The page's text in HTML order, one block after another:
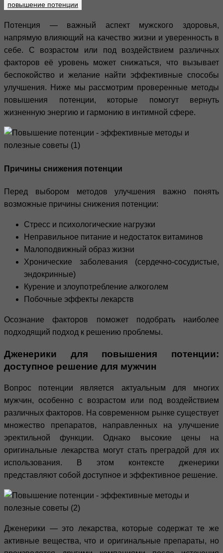
повышение потенции
Потенция — важный аспект мужского здоровья,
напрямую влияющий на качество жизни и уверенность в
себе. С возрастом или под воздействием различных
факторов её уровень может снижаться, что вызывает
беспокойство и желание найти эффективные способы
улучшения. Ниже мы рассмотрим проверенные методы
повышения потенции, которые помогут вернуть
жизненную энергию и гармонию в интимной сфере.
Причины снижения потенции
Перед выбором методов улучшения важно понять
возможные причины снижения потенции:
Стресс и психологические нагрузки
Неправильное питание и недостаток витаминов
Малоподвижный образ жизни
Хронические заболевания (сердечно-сосудистые,
эндокринные)
Курение и злоупотребление алкоголем
Побочные эффекты лекарств
Осознание факторов поможет подобрать наиболее
подходящий подход к решению проблемы.
Дженерики для повышения потенции:
доступное решение для мужчин
Вопрос потенции является актуальным для многих
мужчин, особенно с возрастом или под воздействием
различных факторов. На современном рынке существует
множество препаратов, направленных на улучшение
эректильной функции. Однако высокие цены на
оригинальные лекарства могут стать преградой для их
использования. В этом контексте дженерики
представляют собой доступное и эффективное решение.
Дженерики — это лекарства, которые содержат те же
активные вещества, что и оригинальные препараты, но